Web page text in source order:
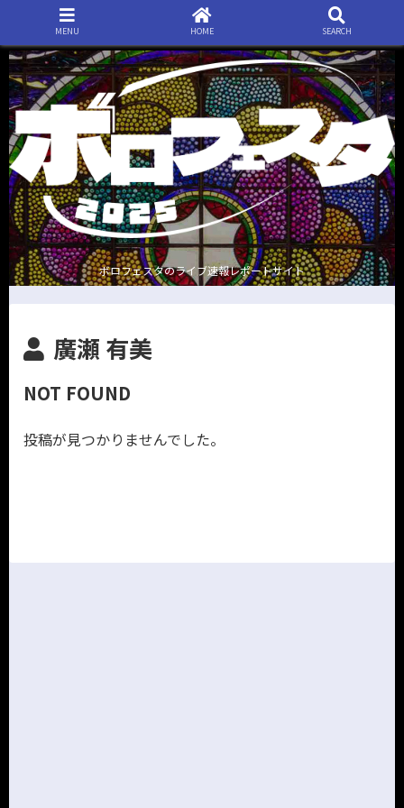
ボロフェスタのライブ速報レポートサイト
廣瀬 有美
NOT FOUND
投稿が見つかりませんでした。
MENU HOME SEARCH